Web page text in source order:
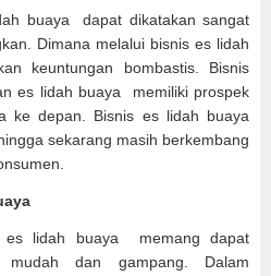
buaya dapat dikatakan sangat
Dimana melalui bisnis es lidah
keuntungan bombastis. Bisnis
es lidah buaya memiliki prospek
ke depan. Bisnis es lidah buaya
sekarang masih berkembang
es lidah buaya memang dapat
mudah dan gampang. Dalam